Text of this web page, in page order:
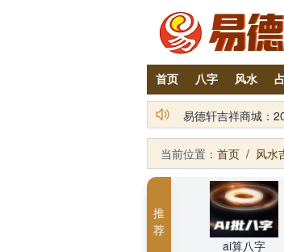
首页 八字 风水
易德轩吉祥商城：
当前位置： 首页 / 风水
推
荐
ai算八字